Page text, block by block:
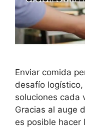
Enviar comida
desafío
soluciones cada
Gracias al auge
es posible hacer